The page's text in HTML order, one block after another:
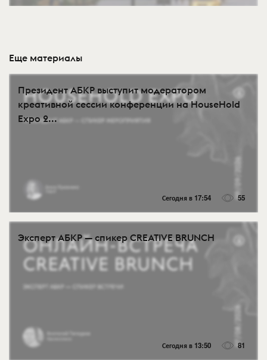
Еще материалы
Президент АБКР выступит модератором
креативной сессии конференции на HouseHold
Expo 2...
Сегодня в 17:54 55
Эксперт АБКР — спикер CREATIVE BRUNCH
Сегодня в 13:50 81